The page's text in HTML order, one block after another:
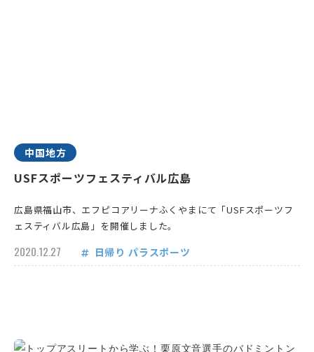
中国地方
USFスポーツフェスティバル広島
広島県福山市、エフピコアリーナふくやまにて「USFスポーツフ
ェスティバル広島」を開催しました。
2020.12.27 日帰り パラスポーツ